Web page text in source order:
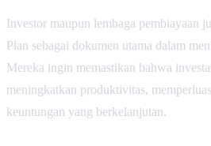
Investor maupun lembaga pembiayaan
Plan sebagai dokumen utama dalam
Mereka ingin memastikan bahwa
meningkatkan produktivitas,
keuntungan yang berkelanjutan.